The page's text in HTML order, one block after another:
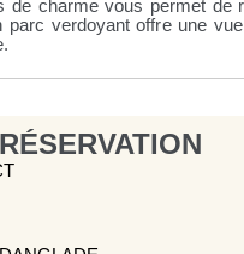
de charme vous permet de
parc verdoyant offre une